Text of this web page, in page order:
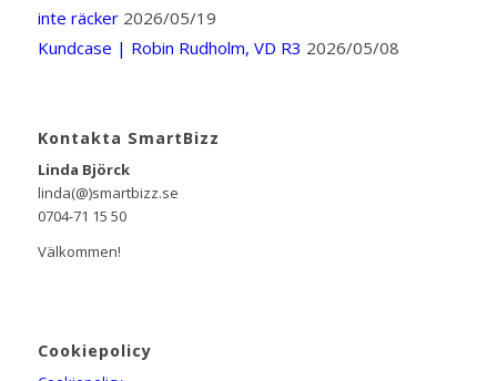
inte räcker 2026/05/19
Kundcase | Robin Rudholm, VD R3 2026/05/08
Kontakta SmartBizz
Linda Björck
linda(@)smartbizz.se
0704-71 15 50
Välkommen!
Cookiepolicy